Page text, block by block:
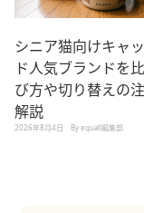
シニア猫向けキャ
ド人気ブランドを
び方や切り替えの
解説
2026年8月4日 By equall編集部